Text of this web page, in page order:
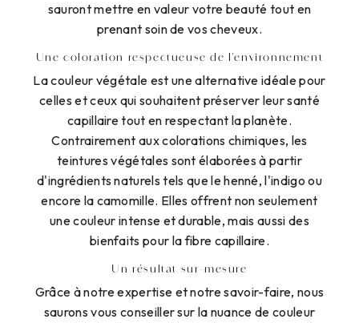
sauront mettre en valeur votre beauté tout en
prenant soin de vos cheveux.
Une coloration respectueuse de l'environnement
La couleur végétale est une alternative idéale pour
celles et ceux qui souhaitent préserver leur santé
capillaire tout en respectant la planète.
Contrairement aux colorations chimiques, les
teintures végétales sont élaborées à partir
d'ingrédients naturels tels que le henné, l'indigo ou
encore la camomille. Elles offrent non seulement
une couleur intense et durable, mais aussi des
bienfaits pour la fibre capillaire.
Un résultat sur-mesure
Grâce à notre expertise et notre savoir-faire, nous
saurons vous conseiller sur la nuance de couleur